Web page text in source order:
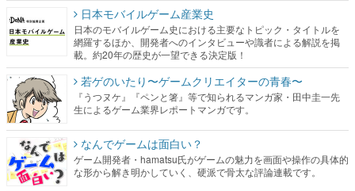
日本モバイルゲーム産業史
日本のモバイルゲーム史における主要なトピック・タイトルを
網羅するほか、開発者へのインタビューや識者による解説を掲
載。約20年の歴史が一望できる決定版！
若ゲのいたり〜ゲームクリエイターの青春〜
『うつヌケ』『ペンと箸』等で知られるマンガ家・田中圭一先
生によるゲーム業界レポートマンガです。
なんでゲームは面白い？
ゲーム開発者・hamatsu氏がゲームの魅力を画面や操作の具体的
な形から解き明かしていく、硬派で骨太な評論連載です。